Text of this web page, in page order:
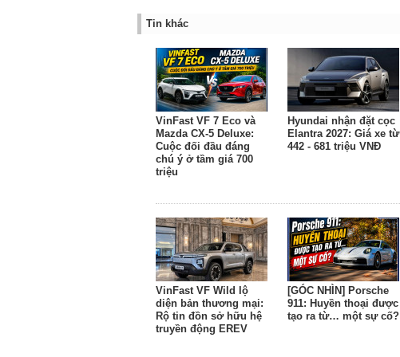
Tin khác
VinFast VF 7 Eco và
Mazda CX-5 Deluxe:
Cuộc đối đầu đáng
chú ý ở tầm giá 700
triệu
Hyundai nhận đặt cọc
Elantra 2027: Giá xe từ
442 - 681 triệu VNĐ
VinFast VF Wild lộ
diện bản thương mại:
Rộ tin đồn sở hữu hệ
truyền động EREV
[GÓC NHÌN] Porsche
911: Huyền thoại được
tạo ra từ… một sự cố?